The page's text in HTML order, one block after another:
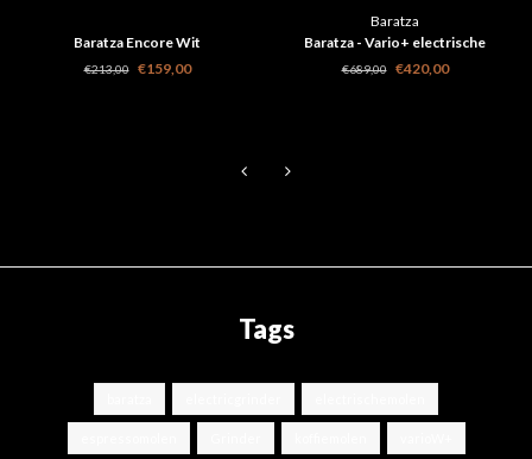
Baratza Encore Wit
€213,00 €159,00
Baratza
Baratza - Vario+ electrische
koffiemolen
€689,00 €420,00
Tags